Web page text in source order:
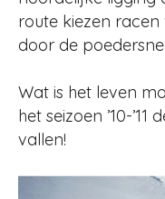
route kiezen
door de
Wat is het leven
het seizoen ’10-
vallen!